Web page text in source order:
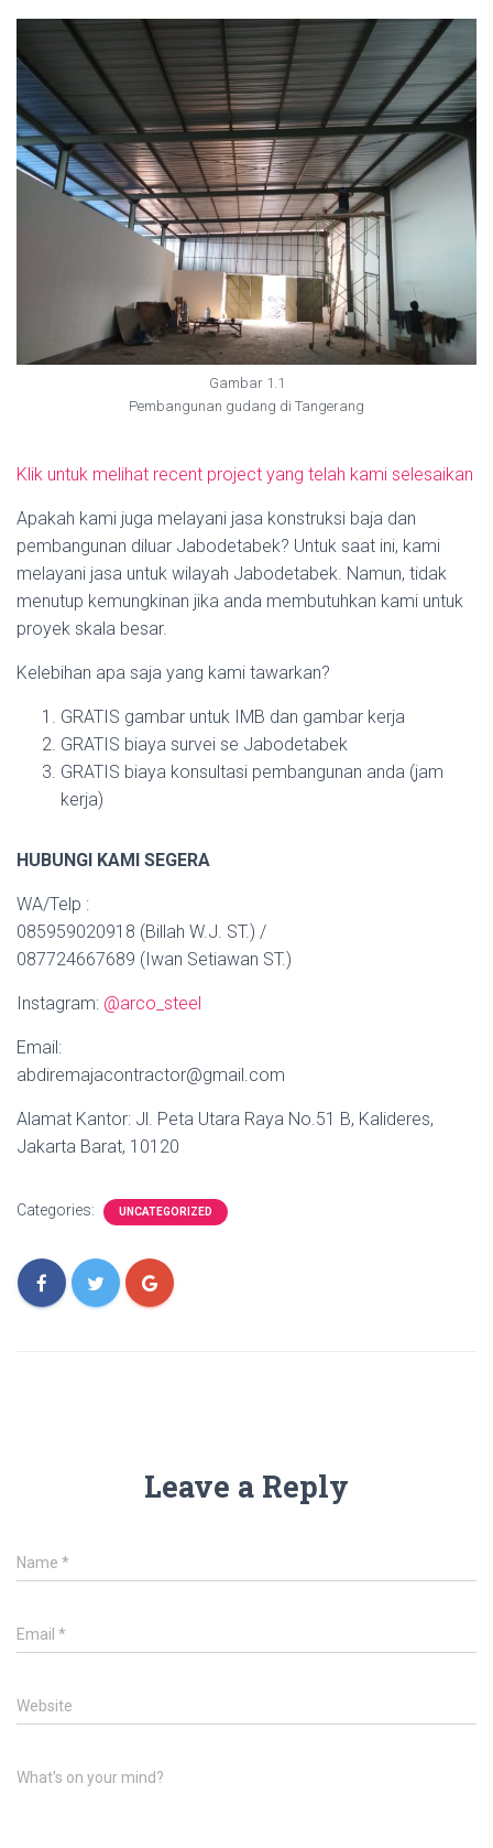
Gambar 1.1
Pembangunan gudang di Tangerang
Klik untuk melihat recent project yang telah kami selesaikan
Apakah kami juga melayani jasa konstruksi baja dan
pembangunan diluar Jabodetabek? Untuk saat ini, kami
melayani jasa untuk wilayah Jabodetabek. Namun, tidak
menutup kemungkinan jika anda membutuhkan kami untuk
proyek skala besar.
Kelebihan apa saja yang kami tawarkan?
GRATIS gambar untuk IMB dan gambar kerja
GRATIS biaya survei se Jabodetabek
GRATIS biaya konsultasi pembangunan anda (jam
kerja)
HUBUNGI KAMI SEGERA
WA/Telp :
085959020918 (Billah W.J. ST.) /
087724667689 (Iwan Setiawan ST.)
Instagram: @arco_steel
Email:
abdiremajacontractor@gmail.com
Alamat Kantor: Jl. Peta Utara Raya No.51 B, Kalideres,
Jakarta Barat, 10120
Categories: UNCATEGORIZED
Leave a Reply
Name *
Email *
Website
What's on your mind?